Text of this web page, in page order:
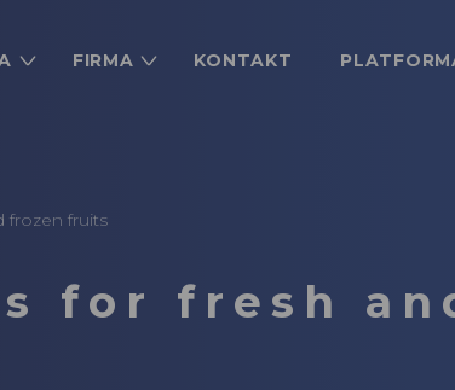
FIRMA KONTAKT
frozen fruits
for fresh